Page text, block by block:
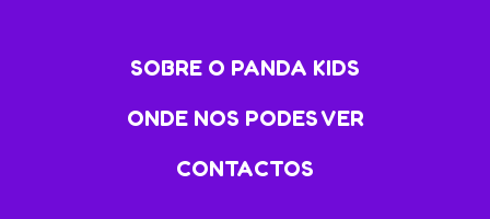
SOBRE O PANDA KIDS
ONDE NOS PODES VER
CONTACTOS